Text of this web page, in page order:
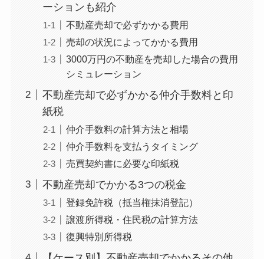
ーションも紹介
不動産売却で必ずかかる費用
売却の状況によってかかる費用
3000万円の不動産を売却した場合の費用
シミュレーション
不動産売却で必ずかかる仲介手数料と印
紙税
仲介手数料の計算方法と相場
仲介手数料を支払うタイミング
売買契約書に必要な印紙税
不動産売却でかかる3つの税金
登録免許税（抵当権抹消登記）
譲渡所得税・住民税の計算方法
復興特別所得税